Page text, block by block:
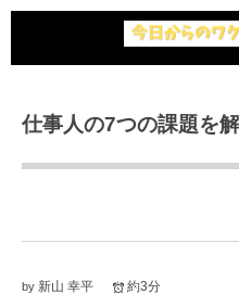
仕事人の7つの課題を
by 新山 幸平 約3分